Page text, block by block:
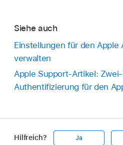
Siehe auch
Einstellungen für den
verwalten
Apple Support-Artikel:
Authentifizierung für den
Hilfreich? Ja